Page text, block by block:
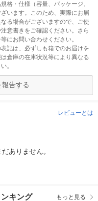
格・仕様（容量、パッケージ、
います。このため、実際にお届
る場合がございますので、ご使
意書きをご確認ください。さら
にお問い合わせください。
記は、必ずしも箱でのお届けを
倉庫の在庫状況等により異なる
。
告する
レビューとは
ありません。
キング もっと見る